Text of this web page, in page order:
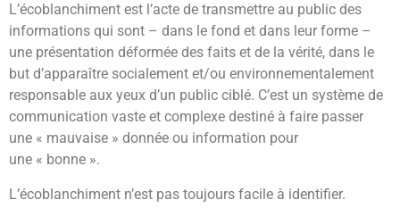
L’écoblanchiment est l’acte de transmettre au public des
informations qui sont – dans le fond et dans leur forme –
une présentation déformée des faits et de la vérité, dans le
but d’apparaître socialement et/ou environnementalement
responsable aux yeux d’un public ciblé. C’est un système de
communication vaste et complexe destiné à faire passer
une « mauvaise » donnée ou information pour
une « bonne ».
L’écoblanchiment n’est pas toujours facile à identifier.